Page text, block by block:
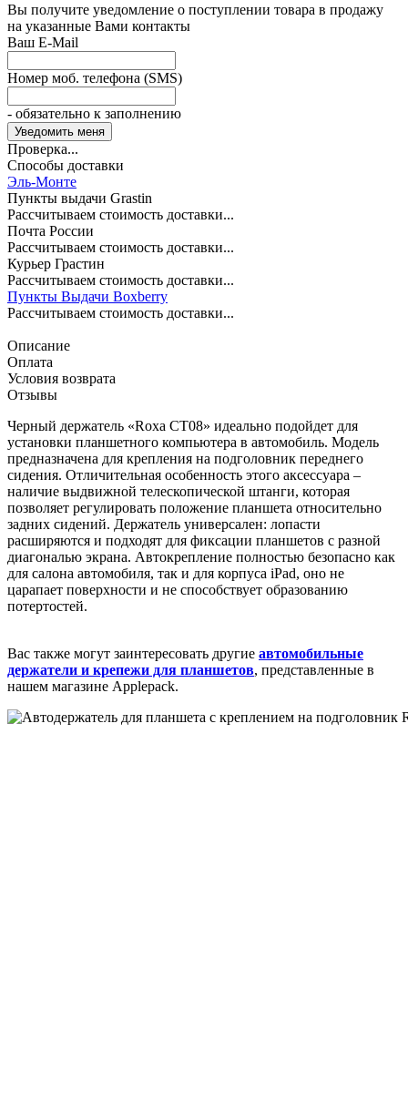
Вы получите уведомление о поступлении товара в продажу
на указанные Вами контакты
Ваш E-Mail
Номер моб. телефона (SMS)
- обязательно к заполнению
Проверка...
Способы доставки
Эль-Монте
Пункты выдачи Grastin
Рассчитываем стоимость доставки...
Почта России
Рассчитываем стоимость доставки...
Курьер Грастин
Рассчитываем стоимость доставки...
Пункты Выдачи Boxberry
Рассчитываем стоимость доставки...
Описание
Оплата
Условия возврата
Отзывы
Черный держатель «Roxa CT08» идеально подойдет для
установки планшетного компьютера в автомобиль. Модель
предназначена для крепления на подголовник переднего
сидения. Отличительная особенность этого аксессуара –
наличие выдвижной телескопической штанги, которая
позволяет регулировать положение планшета относительно
задних сидений. Держатель универсален: лопасти
расширяются и подходят для фиксации планшетов с разной
диагональю экрана. Автокрепление полностью безопасно как
для салона автомобиля, так и для корпуса iPad, оно не
царапает поверхности и не способствует образованию
потертостей.
Вас также могут заинтересовать другие автомобильные
держатели и крепежи для планшетов, представленные в
нашем магазине Applepack.